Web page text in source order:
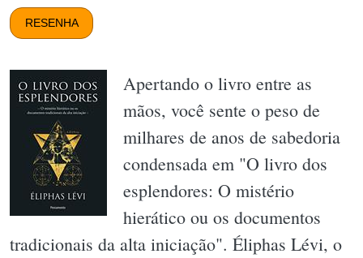
RESENHA
Apertando o livro entre as
mãos, você sente o peso de
milhares de anos de sabedoria
condensada em "O livro dos
esplendores: O mistério
hierático ou os documentos
tradicionais da alta iniciação". Éliphas Lévi, o